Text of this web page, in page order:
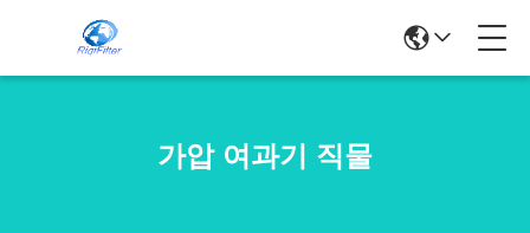
가압 여과기 직물